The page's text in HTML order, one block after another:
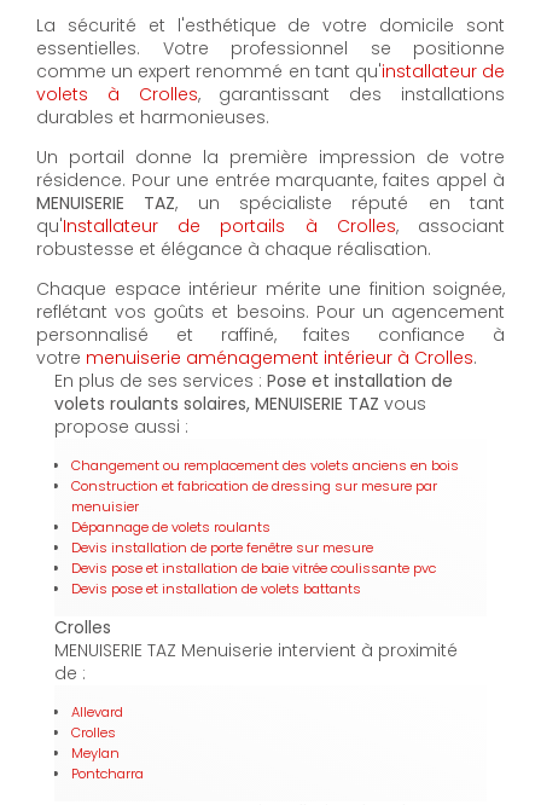
La sécurité et l'esthétique de votre domicile sont
essentielles. Votre professionnel se positionne
comme un expert renommé en tant qu'installateur de
volets à Crolles, garantissant des installations
durables et harmonieuses.
Un portail donne la première impression de votre
résidence. Pour une entrée marquante, faites appel à
MENUISERIE TAZ, un spécialiste réputé en tant
qu'Installateur de portails à Crolles, associant
robustesse et élégance à chaque réalisation.
Chaque espace intérieur mérite une finition soignée,
reflétant vos goûts et besoins. Pour un agencement
personnalisé et raffiné, faites confiance à
votre menuiserie aménagement intérieur à Crolles.
En plus de ses services : Pose et installation de
volets roulants solaires, MENUISERIE TAZ vous
propose aussi :
Changement ou remplacement des volets anciens en bois
Construction et fabrication de dressing sur mesure par
menuisier
Dépannage de volets roulants
Devis installation de porte fenêtre sur mesure
Devis pose et installation de baie vitrée coulissante pvc
Devis pose et installation de volets battants
Crolles
MENUISERIE TAZ Menuiserie intervient à proximité
de :
Allevard
Crolles
Meylan
Pontcharra